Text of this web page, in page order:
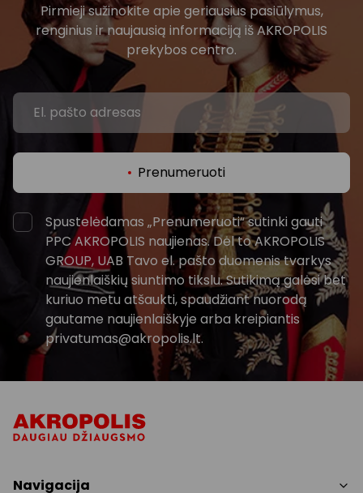
Pirmieji sužinokite apie geriausius pasiūlymus,
renginius ir naujausią informaciją iš AKROPOLIS
prekybos centro.
Prenumeruoti
Spustelėdamas „Prenumeruoti“ sutinki gauti
PPC AKROPOLIS naujienas. Dėl to AKROPOLIS
GROUP, UAB Tavo el. pašto duomenis tvarkys
naujienlaiškių siuntimo tikslu. Sutikimą galėsi bet
kuriuo metu atšaukti, spaudžiant nuorodą
gautame naujienlaiškyje arba kreipiantis
privatumas@akropolis.lt.
Navigacija